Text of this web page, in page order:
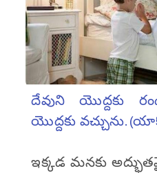
దేవుని యొద్దకు
యొద్దకు వచ్చును.
ఇక్కడ మనకు